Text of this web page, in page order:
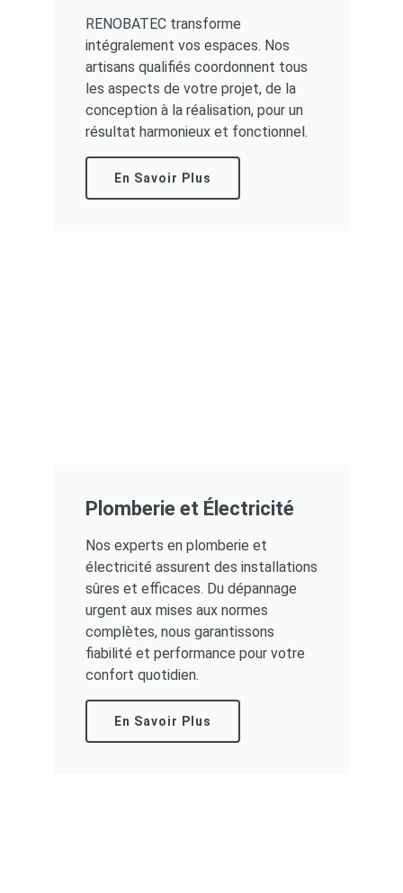
RENOBATEC transforme
intégralement vos espaces. Nos
artisans qualifiés coordonnent tous
les aspects de votre projet, de la
conception à la réalisation, pour un
résultat harmonieux et fonctionnel.
En Savoir Plus
Plomberie et Électricité
Nos experts en plomberie et
électricité assurent des installations
sûres et efficaces. Du dépannage
urgent aux mises aux normes
complètes, nous garantissons
fiabilité et performance pour votre
confort quotidien.
En Savoir Plus